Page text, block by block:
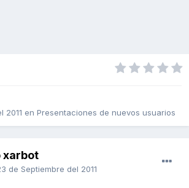
2011 en Presentaciones de nuevos usuarios
xarbot
de Septiembre del 2011